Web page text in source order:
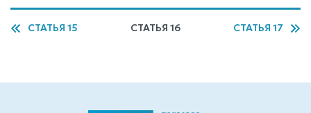
СТАТЬЯ 15 СТАТЬЯ 16 СТАТЬЯ 17